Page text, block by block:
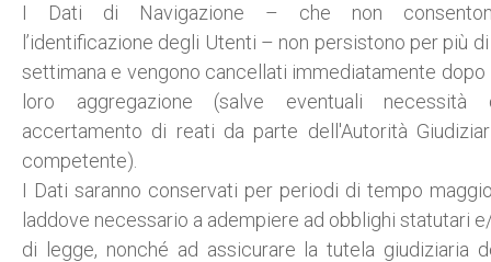
I Dati di Navigazione – che non
l’identificazione degli Utenti – non persistono per più
settimana e vengono cancellati immediatamente dopo
loro aggregazione (salve eventuali necessità
accertamento di reati da parte dell'Autorità
competente).
I Dati saranno conservati per periodi di tempo
laddove necessario a adempiere ad obblighi statutari
di legge, nonché ad assicurare la tutela giudiziaria